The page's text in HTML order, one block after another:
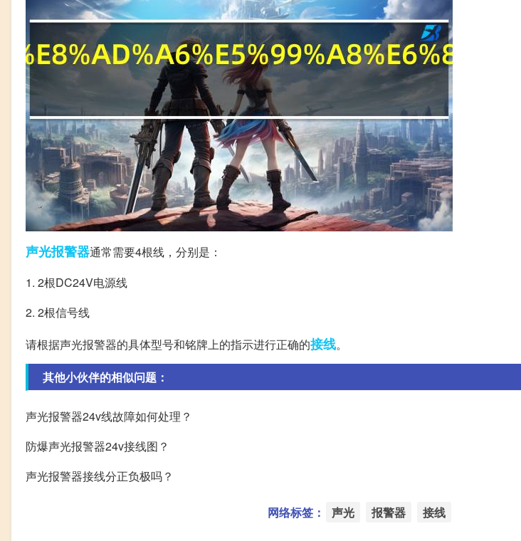
声光报警器通常需要4根线，分别是：
1. 2根DC24V电源线
2. 2根信号线
请根据声光报警器的具体型号和铭牌上的指示进行正确的接线。
其他小伙伴的相似问题：
声光报警器24v线故障如何处理？
防爆声光报警器24v接线图？
声光报警器接线分正负极吗？
网络标签： 声光 报警器 接线